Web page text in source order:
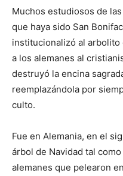
Muchos estudiosos de
que haya sido San
institucionalizó al
a los alemanes al
destruyó la encina
reemplazándola por
culto.
Fue en Alemania, en el
árbol de Navidad tal
alemanes que pelearon